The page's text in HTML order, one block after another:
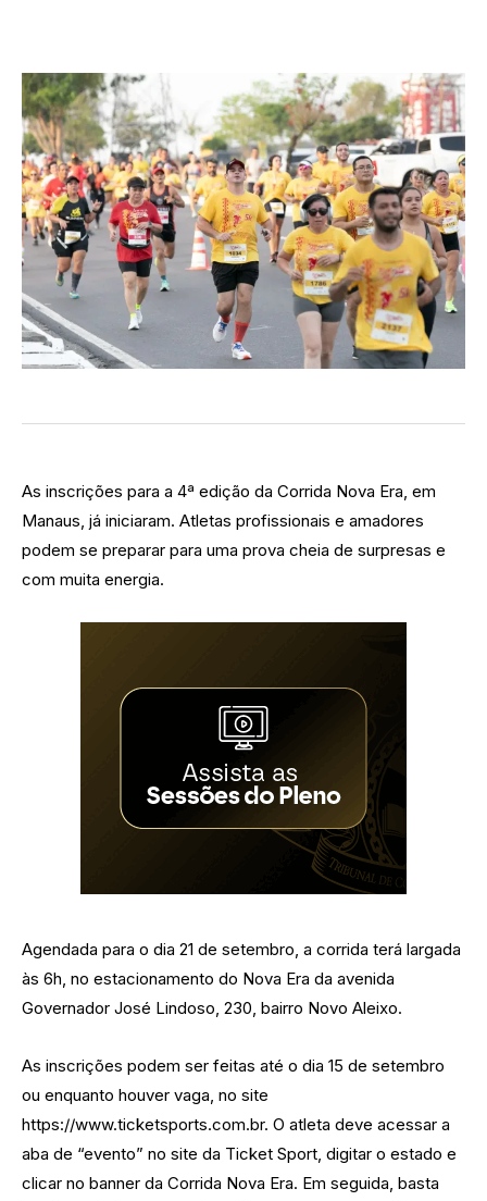
As inscrições para a 4ª edição da Corrida Nova Era, em
Manaus, já iniciaram. Atletas profissionais e amadores
podem se preparar para uma prova cheia de surpresas e
com muita energia.
Agendada para o dia 21 de setembro, a corrida terá largada
às 6h, no estacionamento do Nova Era da avenida
Governador José Lindoso, 230, bairro Novo Aleixo.
As inscrições podem ser feitas até o dia 15 de setembro
ou enquanto houver vaga, no site
https://www.ticketsports.com.br. O atleta deve acessar a
aba de “evento” no site da Ticket Sport, digitar o estado e
clicar no banner da Corrida Nova Era. Em seguida, basta